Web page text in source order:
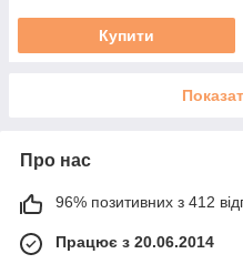
Купити
Про нас
96% позитивних з 412
Працює з 20.06.2014